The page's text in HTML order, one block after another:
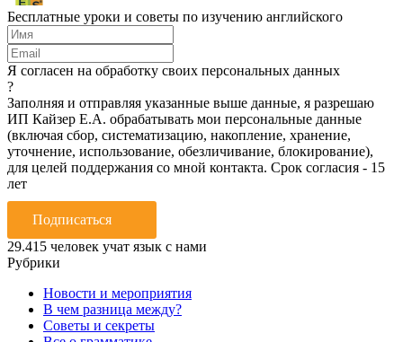
Бесплатные уроки и советы по изучению английского
Я согласен на обработку своих персональных данных
?
Заполняя и отправляя указанные выше данные, я разрешаю
ИП Кайзер Е.А. обрабатывать мои персональные данные
(включая сбор, систематизацию, накопление, хранение,
уточнение, использование, обезличивание, блокирование),
для целей поддержания со мной контакта. Срок согласия - 15
лет
Подписаться
29.415 человек учат язык с нами
Рубрики
Новости и мероприятия
В чем разница между?
Советы и секреты